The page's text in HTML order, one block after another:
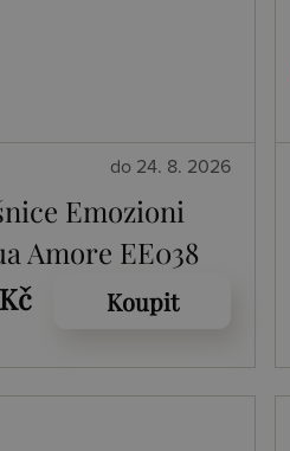
do 24. 8. 2026
Emozioni
Amore EE038
Koupit